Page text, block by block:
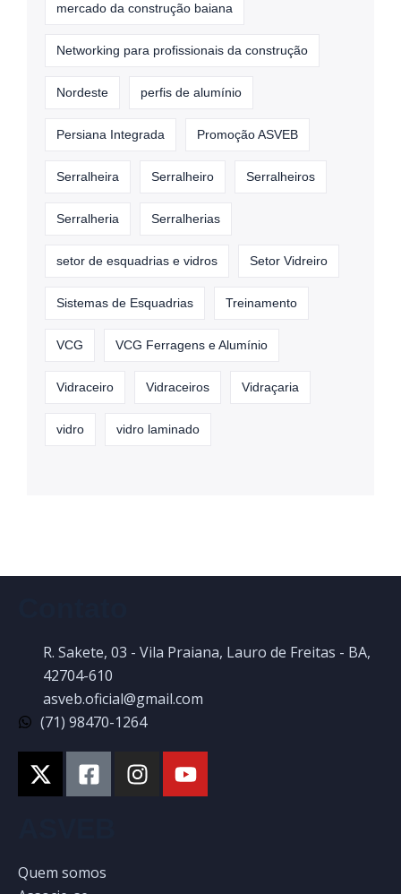
mercado da construção baiana
Networking para profissionais da construção
Nordeste perfis de alumínio
Persiana Integrada Promoção ASVEB
Serralheira Serralheiro Serralheiros
Serralheria Serralherias
setor de esquadrias e vidros Setor Vidreiro
Sistemas de Esquadrias Treinamento
VCG VCG Ferragens e Alumínio
Vidraceiro Vidraceiros Vidraçaria
vidro vidro laminado
R. Sakete, 03 - Vila Praiana, Lauro de Freitas - BA,
42704-610
asveb.oficial@gmail.com
(71) 98470-1264
Quem somos